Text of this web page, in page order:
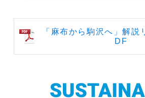
「麻布から駒沢へ」解説
DF